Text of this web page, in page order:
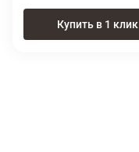
Купить в 1 клик